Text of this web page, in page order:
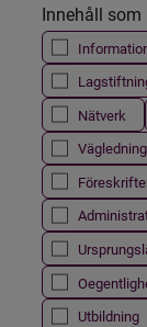
Innehåll som
Nätverk
Vägledning
Utbildning